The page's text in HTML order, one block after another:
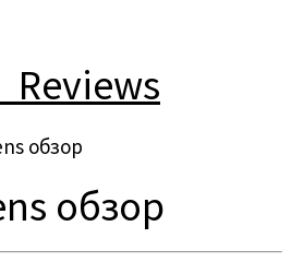
обзор
обзор